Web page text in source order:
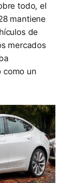
todo, el
mantiene
de
mercados
como un